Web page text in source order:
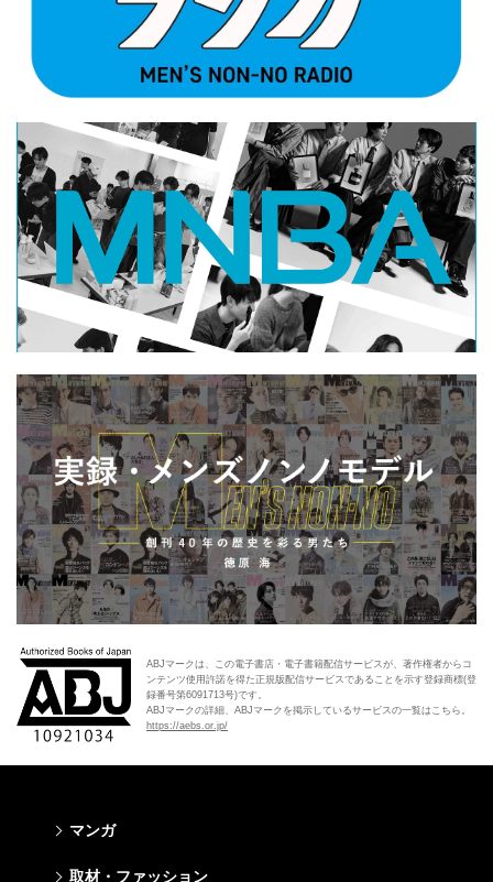
ABJマークは、この電子書店・電子書籍配信サービスが、著作権者からコ
ンテンツ使用許諾を得た正規版配信サービスであることを示す登録商標(登
録番号第6091713号)です。
ABJマークの詳細、ABJマークを掲示しているサービスの一覧はこちら。
https://aebs.or.jp/
マンガ
取材・ファッション